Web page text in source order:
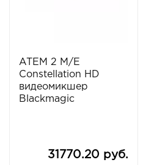
ATEM 2 M/E
Constellation HD
видеомикшер
Blackmagic
31770.20 руб.